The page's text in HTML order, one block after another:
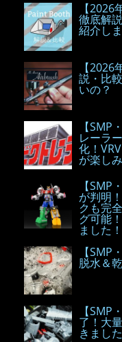
【
徹底解
紹介し
【
説・比
いの？
【SMP
レーラ
化！
が楽し
【SMP
が判明
クも完
グ可能
ました！
【SMP
脱水＆
【
了！大
きまし